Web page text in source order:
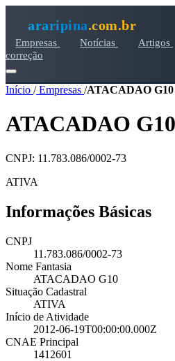
araripina.com.br
Empresas Notícias Artigos
correção
Início /Empresas /ATACADAO G10
ATACADAO G10
CNPJ: 11.783.086/0002-73
ATIVA
Informações Básicas
CNPJ
11.783.086/0002-73
Nome Fantasia
ATACADAO G10
Situação Cadastral
ATIVA
Início de Atividade
2012-06-19T00:00:00.000Z
CNAE Principal
1412601